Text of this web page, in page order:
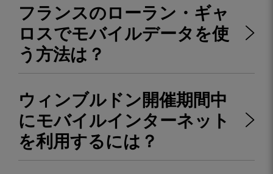
フランスのローラン・ギャ
ロスでモバイルデータを使
う方法は？
ウィンブルドン開催期間中
にモバイルインターネット
を利用するには？